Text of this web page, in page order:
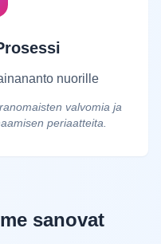
nuorille
valvomia ja
periaatteita.
sanovat